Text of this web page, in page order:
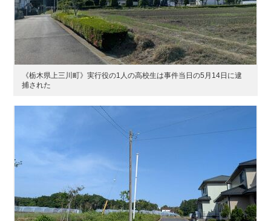
《栃木県上三川町》実行役の1人の高校生は事件当日の5月14日に逮
捕された